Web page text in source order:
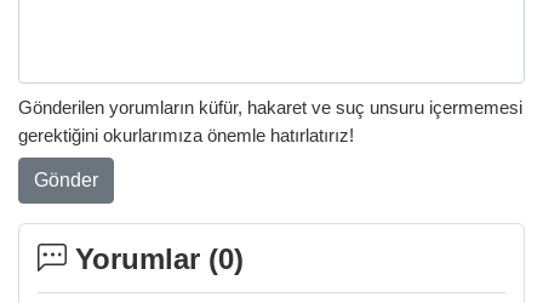
Gönderilen yorumların küfür, hakaret ve suç unsuru içermemesi
gerektiğini okurlarımıza önemle hatırlatırız!
Gönder
Yorumlar (0)